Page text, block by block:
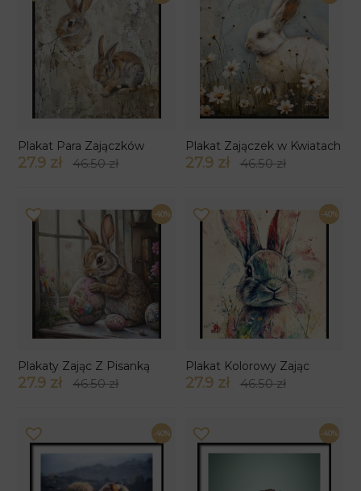
Plakat Para Zajączków
27.9 zł 46.50 zł
Plakat Zajączek w Kwiatach
27.9 zł 46.50 zł
-40%
Plakaty Zając Z Pisanką
27.9 zł 46.50 zł
-40%
Plakat Kolorowy Zając
27.9 zł 46.50 zł
-40% -40%